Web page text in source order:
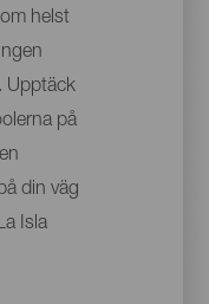
helst
Upptäck
på
din väg
Isla